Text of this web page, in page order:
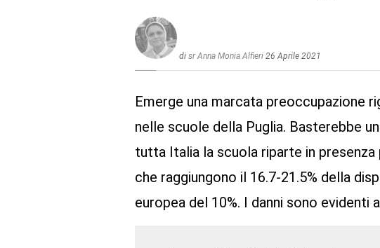
di sr Anna Monia Alfieri 26 Aprile 2021
Emerge una marcata preoccupazione
nelle scuole della Puglia. Basterebbe
tutta Italia la scuola riparte in
che raggiungono il 16.7-21.5% della
europea del 10%. I danni sono evidenti